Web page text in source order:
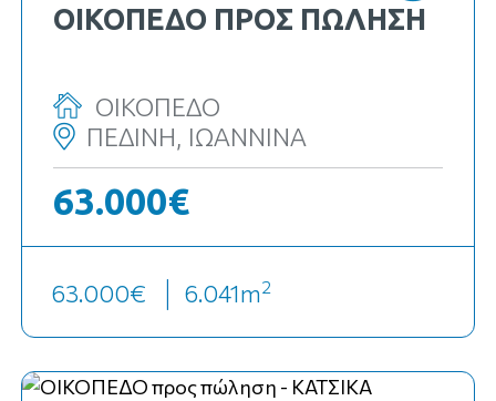
ΟΙΚΟΠΕΔΟ ΠΡΟΣ ΠΏΛΗΣΗ
ΟΙΚΟΠΕΔΟ
ΠΕΔΙΝΗ, ΙΩΑΝΝΙΝΑ
63.000€
63.000€ 6.041m2